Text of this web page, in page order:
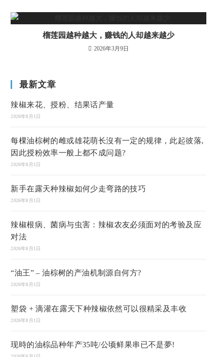
榴莲园越种越大，赚钱的人却越来越少
2026年3月9日
最新文章
辣椒来花、授粉、结果话产量
2026年8月1日
每棵油棕树的雌或雄花萌长沒有一定的规律，此起彼落,
因此授粉效率一般上都不成问题?
2026年8月1日
新手在露天种辣椒如何少走弯路的技巧
2026年8月1日
辣椒根病、菌病与虫害：辣椒农友必须面对的考验及应
对法
2026年8月1日
“油王” – 油棕树的产油机制源自何方?
2026年8月1日
塑袋 + 滴灌在露天下种辣椒依然可以很精采及丰收
2026年8月1日
现時的油棕品种年产35吨/公顷鲜果串已不是夢!